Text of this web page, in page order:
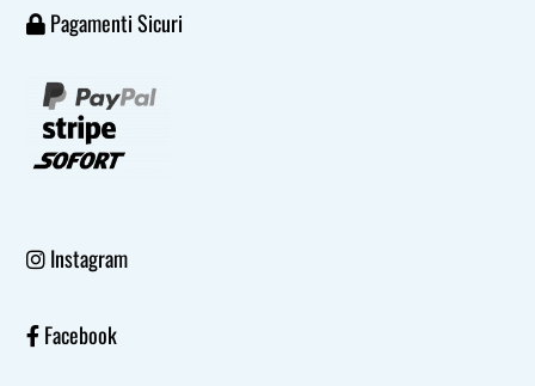
Pagamenti Sicuri
Instagram
Facebook